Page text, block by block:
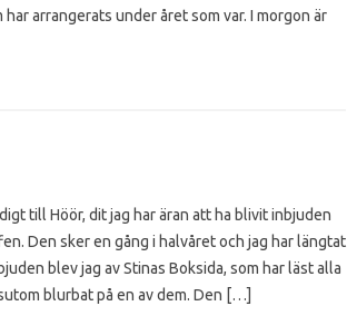
arrangerats under året som var. I morgon är
till Höör, dit jag har äran att ha blivit inbjuden
Den sker en gång i halvåret och jag har längtat
blev jag av Stinas Boksida, som har läst alla
blurbat på en av dem. Den […]